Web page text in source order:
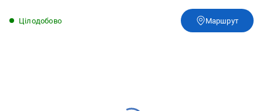
Цілодобово Маршрут